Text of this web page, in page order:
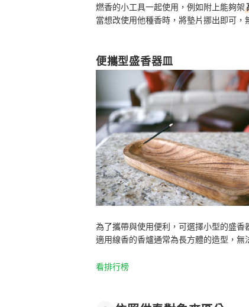
燃香的小工具一起使用，例如附上能夠架
當想改使用他種香時，將墊片挪出即可
便攜型盛香器皿
為了攜帶與使用便利，可選擇小型的盛
適用線香的香爐通常為長方體的造型，無
看排行榜